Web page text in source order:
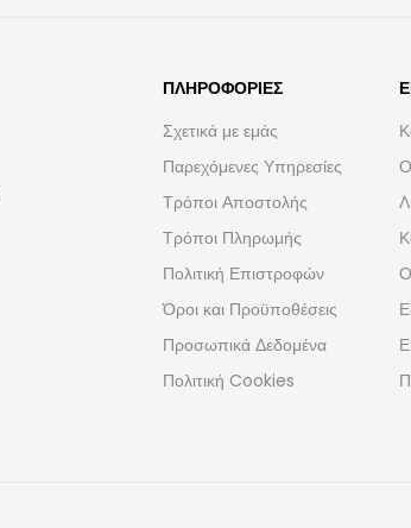
ΠΛΗΡΟΦΟΡΊΕΣ
Σχετικά με εμάς
Παρεχόμενες Υπηρεσίες
Τρόποι Αποστολής
Τρόποι Πληρωμής
Πολιτική Επιστροφών
Όροι και Προϋποθέσεις
Προσωπικά Δεδομένα
Πολιτική Cookies